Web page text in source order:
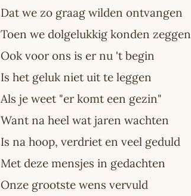
Dat we zo graag wilden ontvangen
Toen we dolgelukkig konden zeggen
Ook voor ons is er nu 't begin
Is het geluk niet uit te leggen
Als je weet "er komt een gezin"
Want na heel wat jaren wachten
Is na hoop, verdriet en veel geduld
Met deze mensjes in gedachten
Onze grootste wens vervuld